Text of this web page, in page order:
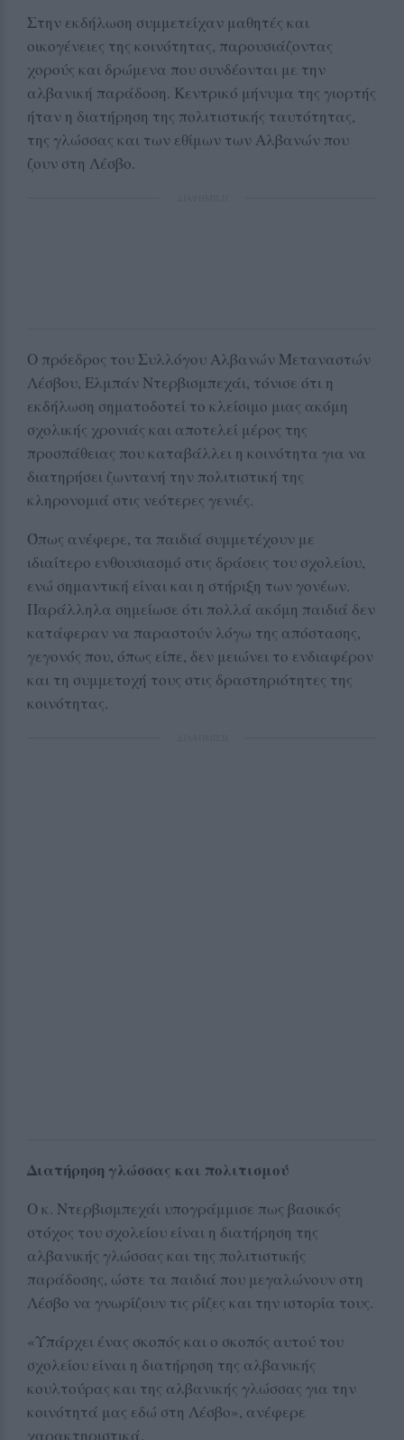
Στην εκδήλωση συμμετείχαν μαθητές και
οικογένειες της κοινότητας, παρουσιάζοντας
χορούς και δρώμενα που συνδέονται με την
αλβανική παράδοση. Κεντρικό μήνυμα της γιορτής
ήταν η διατήρηση της πολιτιστικής ταυτότητας,
της γλώσσας και των εθίμων των Αλβανών που
ζουν στη Λέσβο.
Ο πρόεδρος του Συλλόγου Αλβανών Μεταναστών
Λέσβου, Ελμπάν Ντερβισμπεχάι, τόνισε ότι η
εκδήλωση σηματοδοτεί το κλείσιμο μιας ακόμη
σχολικής χρονιάς και αποτελεί μέρος της
προσπάθειας που καταβάλλει η κοινότητα για να
διατηρήσει ζωντανή την πολιτιστική της
κληρονομιά στις νεότερες γενιές.
Όπως ανέφερε, τα παιδιά συμμετέχουν με
ιδιαίτερο ενθουσιασμό στις δράσεις του σχολείου,
ενώ σημαντική είναι και η στήριξη των γονέων.
Παράλληλα σημείωσε ότι πολλά ακόμη παιδιά δεν
κατάφεραν να παραστούν λόγω της απόστασης,
γεγονός που, όπως είπε, δεν μειώνει το ενδιαφέρον
και τη συμμετοχή τους στις δραστηριότητες της
κοινότητας.
Διατήρηση γλώσσας και πολιτισμού
Ο κ. Ντερβισμπεχάι υπογράμμισε πως βασικός
στόχος του σχολείου είναι η διατήρηση της
αλβανικής γλώσσας και της πολιτιστικής
παράδοσης, ώστε τα παιδιά που μεγαλώνουν στη
Λέσβο να γνωρίζουν τις ρίζες και την ιστορία τους.
«Υπάρχει ένας σκοπός και ο σκοπός αυτού του
σχολείου είναι η διατήρηση της αλβανικής
κουλτούρας και της αλβανικής γλώσσας για την
κοινότητά μας εδώ στη Λέσβο», ανέφερε
χαρακτηριστικά.